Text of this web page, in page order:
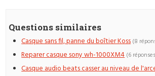
Questions similaires
Casque sans fil, panne du boîtier Koss (8
Reparer casque sony wh-1000XM4 (6
Casque audio beats casser au niveau de